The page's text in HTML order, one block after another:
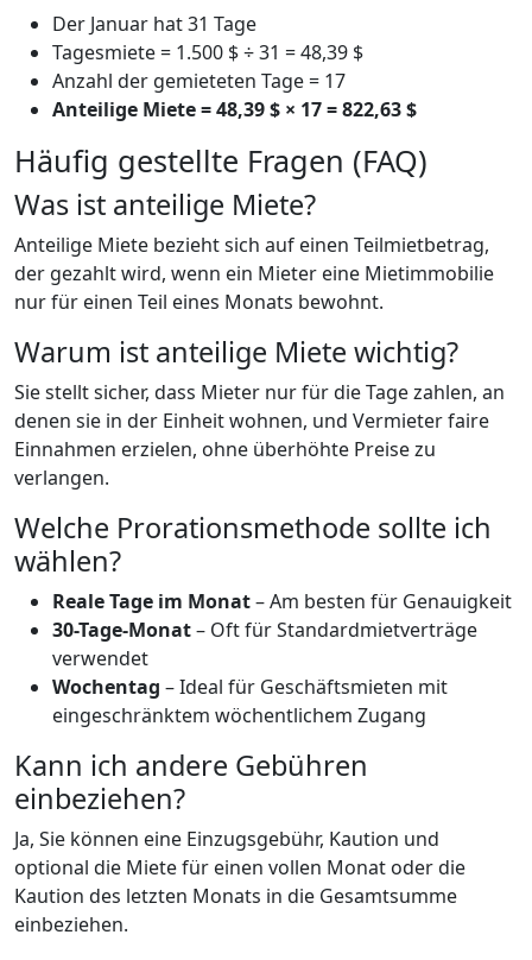
Der Januar hat 31 Tage
Tagesmiete = 1.500 $ ÷ 31 = 48,39 $
Anzahl der gemieteten Tage = 17
Anteilige Miete = 48,39 $ × 17 = 822,63 $
Häufig gestellte Fragen (FAQ)
Was ist anteilige Miete?
Anteilige Miete bezieht sich auf einen Teilmietbetrag,
der gezahlt wird, wenn ein Mieter eine Mietimmobilie
nur für einen Teil eines Monats bewohnt.
Warum ist anteilige Miete wichtig?
Sie stellt sicher, dass Mieter nur für die Tage zahlen, an
denen sie in der Einheit wohnen, und Vermieter faire
Einnahmen erzielen, ohne überhöhte Preise zu
verlangen.
Welche Prorationsmethode sollte ich
wählen?
Reale Tage im Monat– Am besten für Genauigkeit
30-Tage-Monat– Oft für Standardmietverträge
verwendet
Wochentag – Ideal für Geschäftsmieten mit
eingeschränktem wöchentlichem Zugang
Kann ich andere Gebühren
einbeziehen?
Ja, Sie können eine Einzugsgebühr, Kaution und
optional die Miete für einen vollen Monat oder die
Kaution des letzten Monats in die Gesamtsumme
einbeziehen.